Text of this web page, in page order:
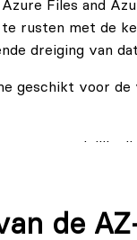
behandelt
en te voldoen
Files and
rusten met de
dreiging van
geschikt voor de
van
bedrijfskritieke
de